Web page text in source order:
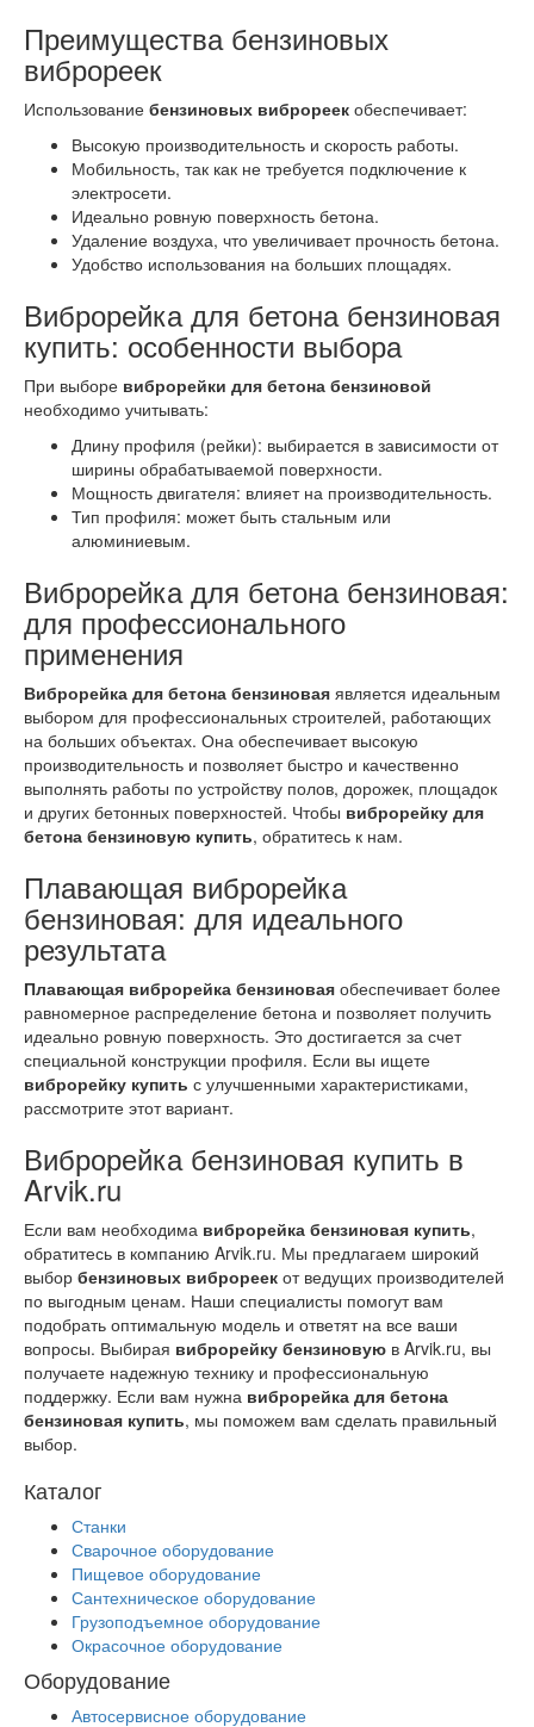
Преимущества бензиновых
виброреек
Использование бензиновых виброреек обеспечивает:
Высокую производительность и скорость работы.
Мобильность, так как не требуется подключение к
электросети.
Идеально ровную поверхность бетона.
Удаление воздуха, что увеличивает прочность бетона.
Удобство использования на больших площадях.
Виброрейка для бетона бензиновая
купить: особенности выбора
При выборе виброрейки для бетона бензиновой
необходимо учитывать:
Длину профиля (рейки): выбирается в зависимости от
ширины обрабатываемой поверхности.
Мощность двигателя: влияет на производительность.
Тип профиля: может быть стальным или
алюминиевым.
Виброрейка для бетона бензиновая:
для профессионального
применения
Виброрейка для бетона бензиновая является идеальным
выбором для профессиональных строителей, работающих
на больших объектах. Она обеспечивает высокую
производительность и позволяет быстро и качественно
выполнять работы по устройству полов, дорожек, площадок
и других бетонных поверхностей. Чтобы виброрейку для
бетона бензиновую купить, обратитесь к нам.
Плавающая виброрейка
бензиновая: для идеального
результата
Плавающая виброрейка бензиновая обеспечивает более
равномерное распределение бетона и позволяет получить
идеально ровную поверхность. Это достигается за счет
специальной конструкции профиля. Если вы ищете
виброрейку купить с улучшенными характеристиками,
рассмотрите этот вариант.
Виброрейка бензиновая купить в
Arvik.ru
Если вам необходима виброрейка бензиновая купить,
обратитесь в компанию Arvik.ru. Мы предлагаем широкий
выбор бензиновых виброреек от ведущих производителей
по выгодным ценам. Наши специалисты помогут вам
подобрать оптимальную модель и ответят на все ваши
вопросы. Выбирая виброрейку бензиновую в Arvik.ru, вы
получаете надежную технику и профессиональную
поддержку. Если вам нужна виброрейка для бетона
бензиновая купить, мы поможем вам сделать правильный
выбор.
Каталог
Станки
Сварочное оборудование
Пищевое оборудование
Сантехническое оборудование
Грузоподъемное оборудование
Окрасочное оборудование
Оборудование
Автосервисное оборудование